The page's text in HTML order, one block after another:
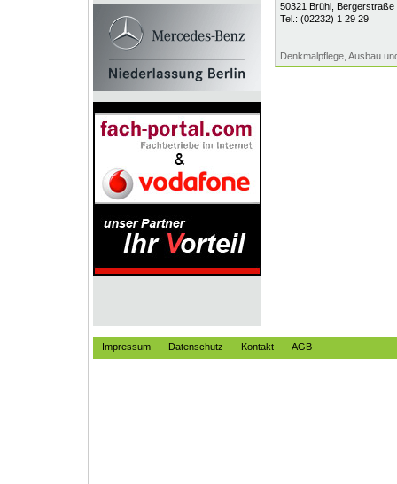
50321 Brühl, Bergerstraße
Tel.: (02232) 1 29 29
Denkmalpflege, Ausbau
Impressum Datenschutz Kontakt AGB